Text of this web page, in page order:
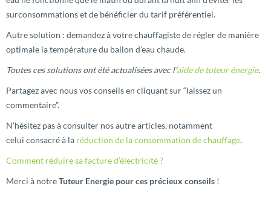
surconsommations et de bénéficier du tarif préférentiel.
Autre solution : demandez à votre chauffagiste de régler de manière
optimale la température du ballon d’eau chaude.
Toutes ces solutions ont été actualisées avec l’aide de tuteur énergie.
Partagez avec nous vos conseils en cliquant sur “laissez un
commentaire”.
N’hésitez pas à consulter nos autre articles, notamment
celui consacré à la réduction de la consommation de chauffage.
Comment réduire sa facture d’électricité ?
Merci à notreTuteur Energie pour ces précieux conseils !